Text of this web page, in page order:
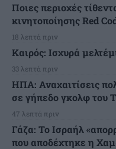
Ποιες περιοχές
κινητοποίησης Red
18 λεπτά πριν
Καιρός: Ισχυρά
33 λεπτά πριν
ΗΠΑ: Αναχαιτίσεις
σε γήπεδο γκολφ του
47 λεπτά πριν
Γάζα: Το Ισραήλ
που αποδέχτηκε η